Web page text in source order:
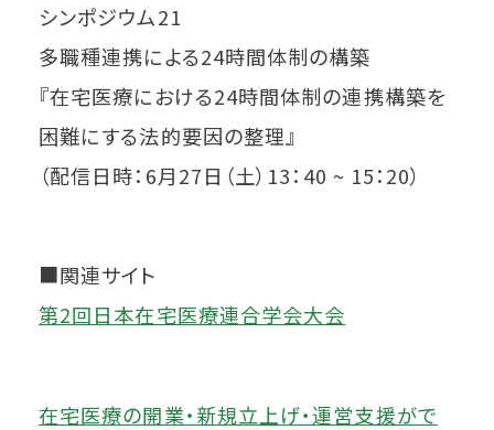
シンポジウム21
多職種連携による24時間体制の構築
『在宅医療における24時間体制の連携構築を
困難にする法的要因の整理』
（配信日時：6月27日（土）13：40 ~ 15：20）
■関連サイト
第2回日本在宅医療連合学会大会
在宅医療の開業・新規立上げ・運営支援がで